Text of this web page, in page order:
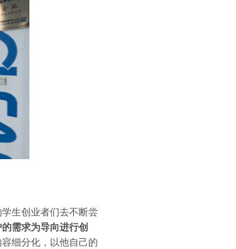
生创业者们去不断尝
需求为导向进行创
细分化，以他自己的